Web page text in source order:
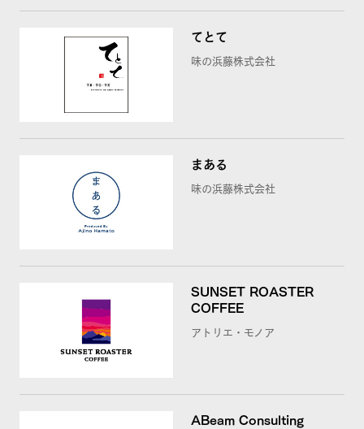
てとて
味の浜藤株式会社
まある
味の浜藤株式会社
SUNSET ROASTER
COFFEE
アトリエ・モノア
ABeam Consulting